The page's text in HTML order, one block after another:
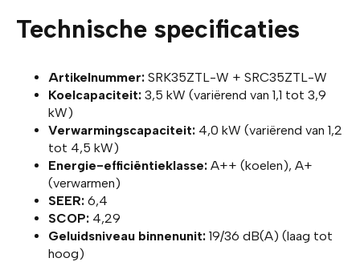
Technische specificaties
Artikelnummer: SRK35ZTL-W + SRC35ZTL-W
Koelcapaciteit: 3,5 kW (variërend van 1,1 tot 3,9
kW)
Verwarmingscapaciteit: 4,0 kW (variërend van 1,2
tot 4,5 kW)
Energie-efficiëntieklasse: A++ (koelen), A+
(verwarmen)
SEER: 6,4
SCOP: 4,29
Geluidsniveau binnenunit: 19/36 dB(A) (laag tot
hoog)